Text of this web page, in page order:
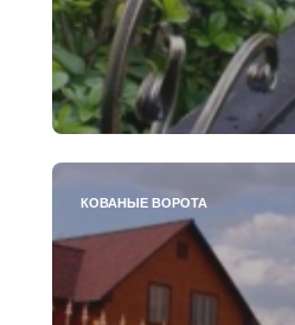
КОВАНЫЕ ВОРОТА